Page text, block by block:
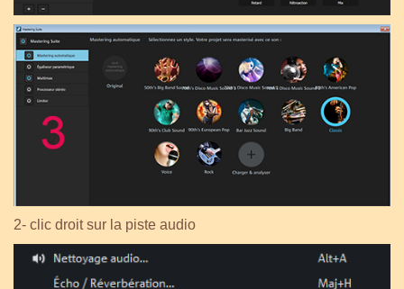
2- clic droit sur la piste audio